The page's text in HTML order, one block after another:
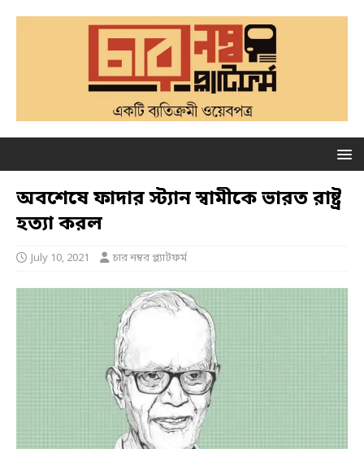
অবশেষে ফাদার স্ট্যান স্বামীকে ভারত রাষ্ট্র
হত্যা করল
July 10, 2021 চার নম্বর প্ল্যাটফর্ম